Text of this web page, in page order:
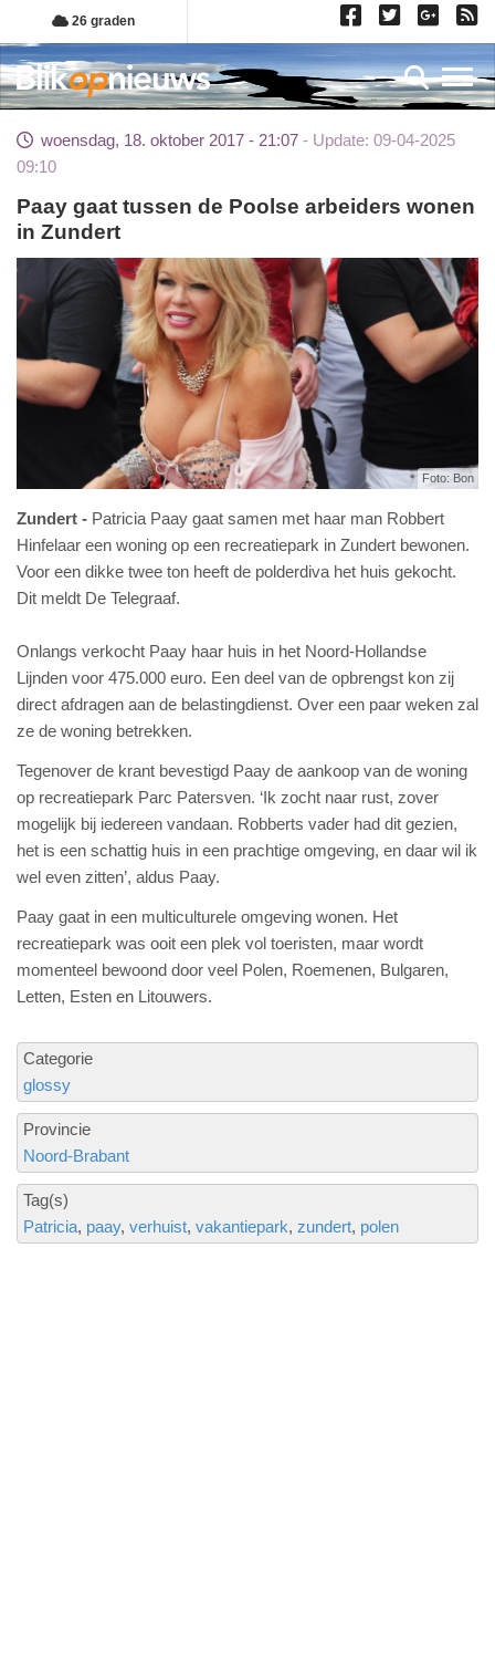
Overslaan
en
naar
de
gaan
26 graden
woensdag, 18. oktober 2017 - 21:07
Update: 09-04-2025
09:10
Paay gaat tussen de Poolse arbeiders wonen
in Zundert
Foto: Bon
Zundert
Patricia Paay gaat samen met haar man Robbert
Hinfelaar een woning op een recreatiepark in Zundert bewonen.
Voor een dikke twee ton heeft de polderdiva het huis gekocht.
Dit meldt De Telegraaf.
Onlangs verkocht Paay haar huis in het Noord-Hollandse
Lijnden voor 475.000 euro. Een deel van de opbrengst kon zij
direct afdragen aan de belastingdienst. Over een paar weken zal
ze de woning betrekken.
Tegenover de krant bevestigd Paay de aankoop van de woning
op recreatiepark Parc Patersven. ‘Ik zocht naar rust, zover
mogelijk bij iedereen vandaan. Robberts vader had dit gezien,
het is een schattig huis in een prachtige omgeving, en daar wil ik
wel even zitten’, aldus Paay.
Paay gaat in een multiculturele omgeving wonen. Het
recreatiepark was ooit een plek vol toeristen, maar wordt
momenteel bewoond door veel Polen, Roemenen, Bulgaren,
Letten, Esten en Litouwers.
Categorie
glossy
Provincie
Noord-Brabant
Tag(s)
Patricia paay verhuist vakantiepark zundert polen